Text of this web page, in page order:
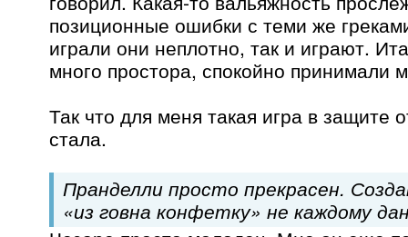
позиционные ошибки с теми же
играли они неплотно, так и играют.
много простора, спокойно принимали
Так что для меня такая игра в защите
стала.
Пранделли просто прекрасен.
«из говна конфетку» не каждому